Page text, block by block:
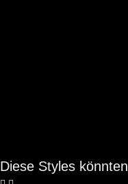
Diese Styles